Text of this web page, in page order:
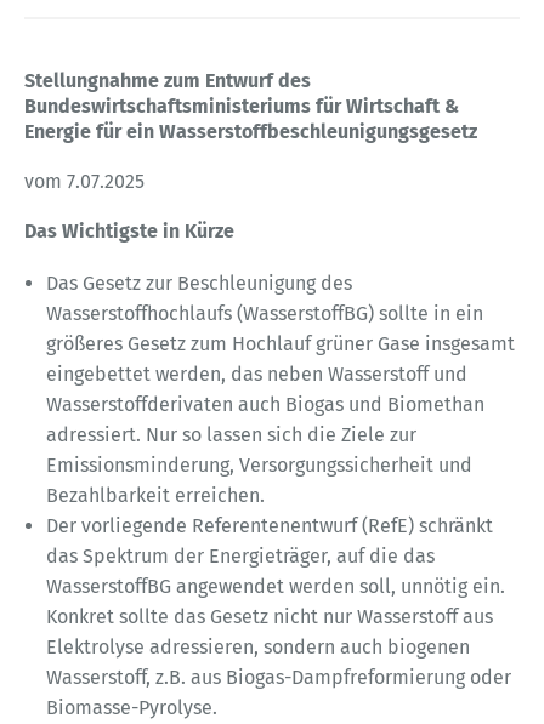
Stellungnahme zum Entwurf des
Bundeswirtschaftsministeriums für Wirtschaft &
Energie für ein Wasserstoffbeschleunigungsgesetz
vom 7.07.2025
Das Wichtigste in Kürze
Das Gesetz zur Beschleunigung des
Wasserstoffhochlaufs (WasserstoffBG) sollte in ein
größeres Gesetz zum Hochlauf grüner Gase insgesamt
eingebettet werden, das neben Wasserstoff und
Wasserstoffderivaten auch Biogas und Biomethan
adressiert. Nur so lassen sich die Ziele zur
Emissionsminderung, Versorgungssicherheit und
Bezahlbarkeit erreichen.
Der vorliegende Referentenentwurf (RefE) schränkt
das Spektrum der Energieträger, auf die das
WasserstoffBG angewendet werden soll, unnötig ein.
Konkret sollte das Gesetz nicht nur Wasserstoff aus
Elektrolyse adressieren, sondern auch biogenen
Wasserstoff, z.B. aus Biogas-Dampfreformierung oder
Biomasse-Pyrolyse.